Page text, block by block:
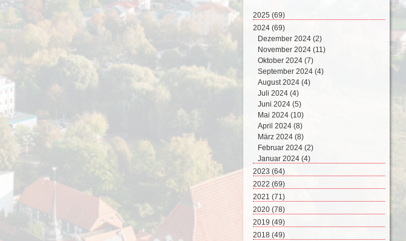
2025(69)
August 2025 (2)
Juli 2025 (9)
Juni 2025 (8)
Mai 2025 (17)
April 2025 (15)
März 2025 (12)
Februar 2025 (6)
2024(69)
Dezember 2024 (2)
November 2024 (11)
Oktober 2024 (7)
September 2024 (4)
August 2024 (4)
Juli 2024 (4)
Juni 2024 (5)
Mai 2024 (10)
April 2024 (8)
März 2024 (8)
Februar 2024 (2)
Januar 2024 (4)
2023(64)
Dezember 2023 (2)
November 2023 (8)
Oktober 2023 (4)
September 2023 (4)
August 2023 (6)
Juli 2023 (5)
2022(69)
Dezember 2022 (8)
November 2022 (4)
Oktober 2022 (10)
September 2022 (5)
August 2022 (7)
2021(71)
Dezember 2021 (8)
November 2021 (7)
Oktober 2021 (5)
2020(78)
Dezember 2020 (7)
November 2020 (9)
2019(49)
Dezember 2019 (5)
2018(49)